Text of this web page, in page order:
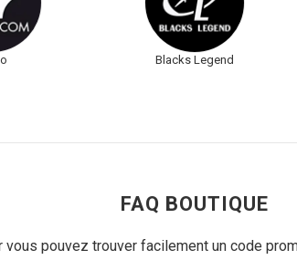
Blacks Legend
FAQ BOUTIQUE
pouvez trouver facilement un code